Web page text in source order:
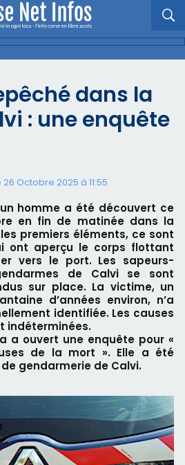
dans la
: une enquête
Octobre 2025 à 11:55
homme a été découvert ce
en fin de matinée dans la
premiers éléments, ce sont
ont aperçu le corps flottant
vers le port. Les sapeurs-
de Calvi se sont
sur place. La victime, un
d’années environ, n’a
identifiée. Les causes
indéterminées.
a ouvert une enquête pour «
de la mort ». Elle a été
gendarmerie de Calvi.